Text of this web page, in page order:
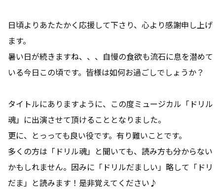
日頃よりあたたかく応援して下さり、心より感謝申し上げ
ます。
暑い日が続きますね、、、自慢の食欲も流石に息を潜めて
いる今日この頃です。皆様は如何お過ごしでしょうか？
タイトルにありますように、この度ミュージカル「ドリル
魂」に出演させて頂けることとなりました。
更に、とっっても良い役です。有り難いことです。
多くの方は「ドリル魂」と聞いても、読み方も分からない
かもしれません。因みに「ドリルだましい」略して「ドリ
だま」と読みます！是非覚えてください♪